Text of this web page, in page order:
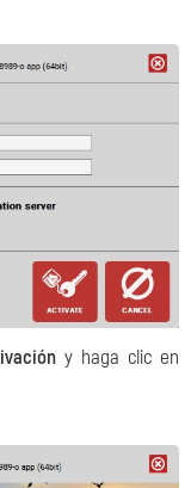
y haga clic en